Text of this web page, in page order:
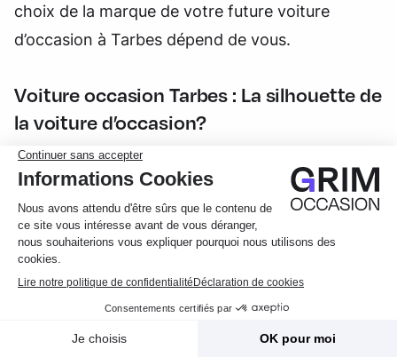
choix de la marque de votre future voiture
d’occasion à Tarbes dépend de vous.
Voiture occasion Tarbes : La silhouette de
la voiture d’occasion?
Voiture occasion Tarbes
: SUV, voiture de ville,
berline beaucoup plus importante que le choix de
la marque dans la plupart des cas, il est conseillé
de bien réfléchir au type de véhicule dont on
aura besoin. Entre SUV, citadine, monospace,
berline, break, crossover… Le choix peut vite
devenir difficile.